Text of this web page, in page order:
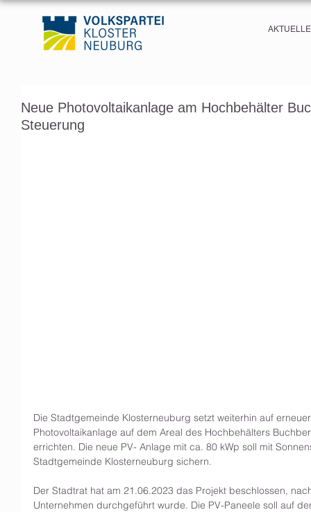
Neue Photovoltaikanlage am Hochbehälter
Steuerung
Die Stadtgemeinde Klosterneuburg setzt weiterhin auf
Photovoltaikanlage auf dem Areal des Hochbehälters
errichten. Die neue PV- Anlage mit ca. 80 kWp soll mit
Stadtgemeinde Klosterneuburg sichern.
Der Stadtrat hat am 21.06.2023 das Projekt beschlossen,
Unternehmen durchgeführt wurde. Die PV-Paneele soll auf